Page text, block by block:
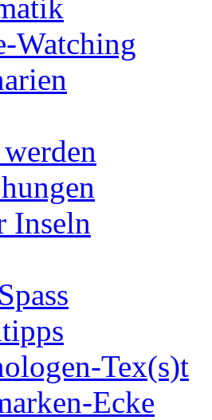
Watching
Inseln
Tex(s)t
Ecke